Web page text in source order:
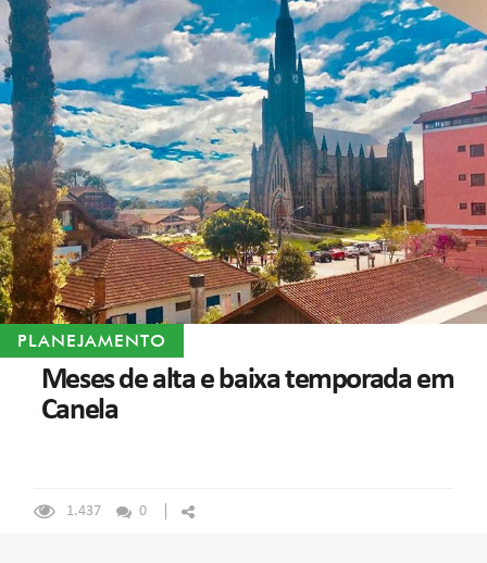
PLANEJAMENTO
Meses de alta e baixa temporada em
Canela
1.437 0